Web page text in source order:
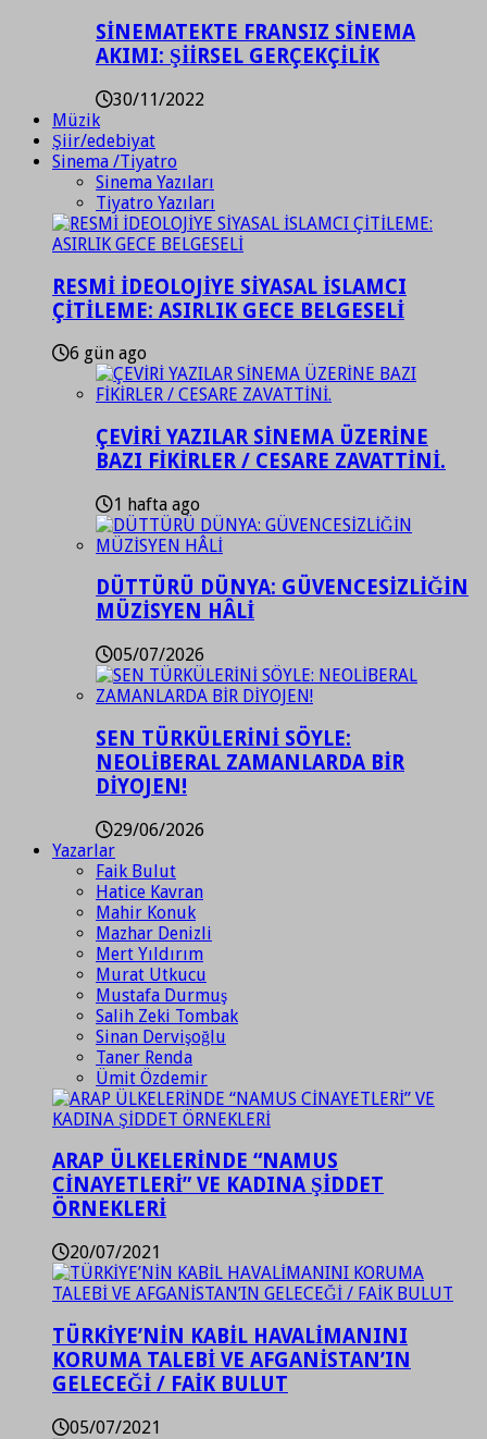
SİNEMATEKTE FRANSIZ SİNEMA
AKIMI: ŞİİRSEL GERÇEKÇİLİK
30/11/2022
Müzik
Şiir/edebiyat
Sinema /Tiyatro
Sinema Yazıları
Tiyatro Yazıları
RESMİ İDEOLOJİYE SİYASAL İSLAMCI
ÇİTİLEME: ASIRLIK GECE BELGESELİ
6 gün ago
ÇEVİRİ YAZILAR SİNEMA ÜZERİNE
BAZI FİKİRLER / CESARE ZAVATTİNİ.
1 hafta ago
DÜTTÜRÜ DÜNYA: GÜVENCESİZLİĞİN
MÜZİSYEN HÂLİ
05/07/2026
SEN TÜRKÜLERİNİ SÖYLE:
NEOLİBERAL ZAMANLARDA BİR
DİYOJEN!
29/06/2026
Yazarlar
Faik Bulut
Hatice Kavran
Mahir Konuk
Mazhar Denizli
Mert Yıldırım
Murat Utkucu
Mustafa Durmuş
Salih Zeki Tombak
Sinan Dervişoğlu
Taner Renda
Ümit Özdemir
ARAP ÜLKELERİNDE “NAMUS
CİNAYETLERİ” VE KADINA ŞİDDET
ÖRNEKLERİ
20/07/2021
TÜRKİYE’NİN KABİL HAVALİMANINI
KORUMA TALEBİ VE AFGANİSTAN’IN
GELECEĞİ / FAİK BULUT
05/07/2021